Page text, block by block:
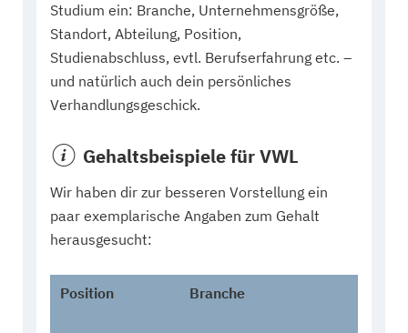
Studium ein: Branche, Unternehmensgröße,
Standort, Abteilung, Position,
Studienabschluss, evtl. Berufserfahrung etc. –
und natürlich auch dein persönliches
Verhandlungsgeschick.
Gehaltsbeispiele für VWL
Wir haben dir zur besseren Vorstellung ein
paar exemplarische Angaben zum Gehalt
herausgesucht:
Position Branche